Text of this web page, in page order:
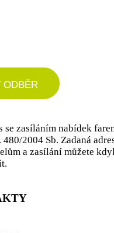
ODBĚR
zasíláním nabídek
2004 Sb. Zadaná
a zasílání můžete